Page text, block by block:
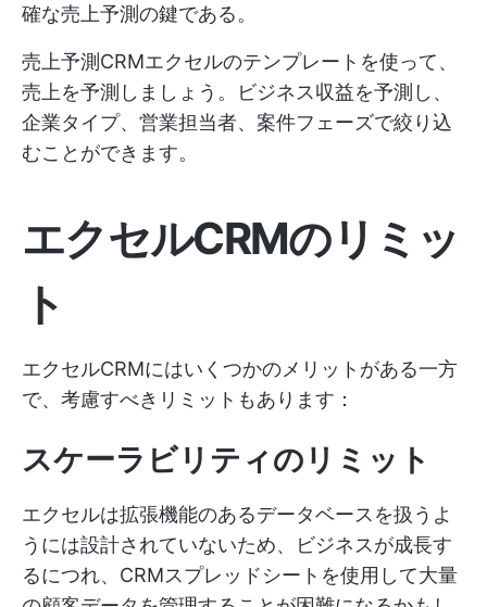
確な売上予測の鍵である。
売上予測CRMエクセルのテンプレートを使って、
売上を予測しましょう。ビジネス収益を予測し、
企業タイプ、営業担当者、案件フェーズで絞り込
むことができます。
エクセルCRMのリミッ
ト
エクセルCRMにはいくつかのメリットがある一方
で、考慮すべきリミットもあります：
スケーラビリティのリミット
エクセルは拡張機能のあるデータベースを扱うよ
うには設計されていないため、ビジネスが成長す
るにつれ、CRMスプレッドシートを使用して大量